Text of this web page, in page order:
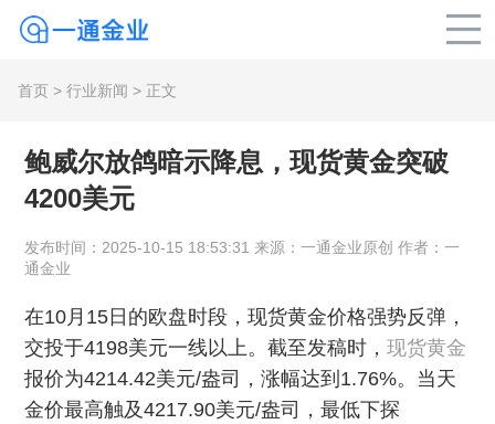
首页 > 行业新闻 > 正文
鲍威尔放鸽暗示降息，现货黄金突破
4200美元
发布时间：2025-10-15 18:53:31 来源：一通金业原创 作者：一
通金业
在10月15日的欧盘时段，现货黄金价格强势反弹，
交投于4198美元一线以上。截至发稿时，现货黄金
报价为4214.42美元/盎司，涨幅达到1.76%。当天
金价最高触及4217.90美元/盎司，最低下探